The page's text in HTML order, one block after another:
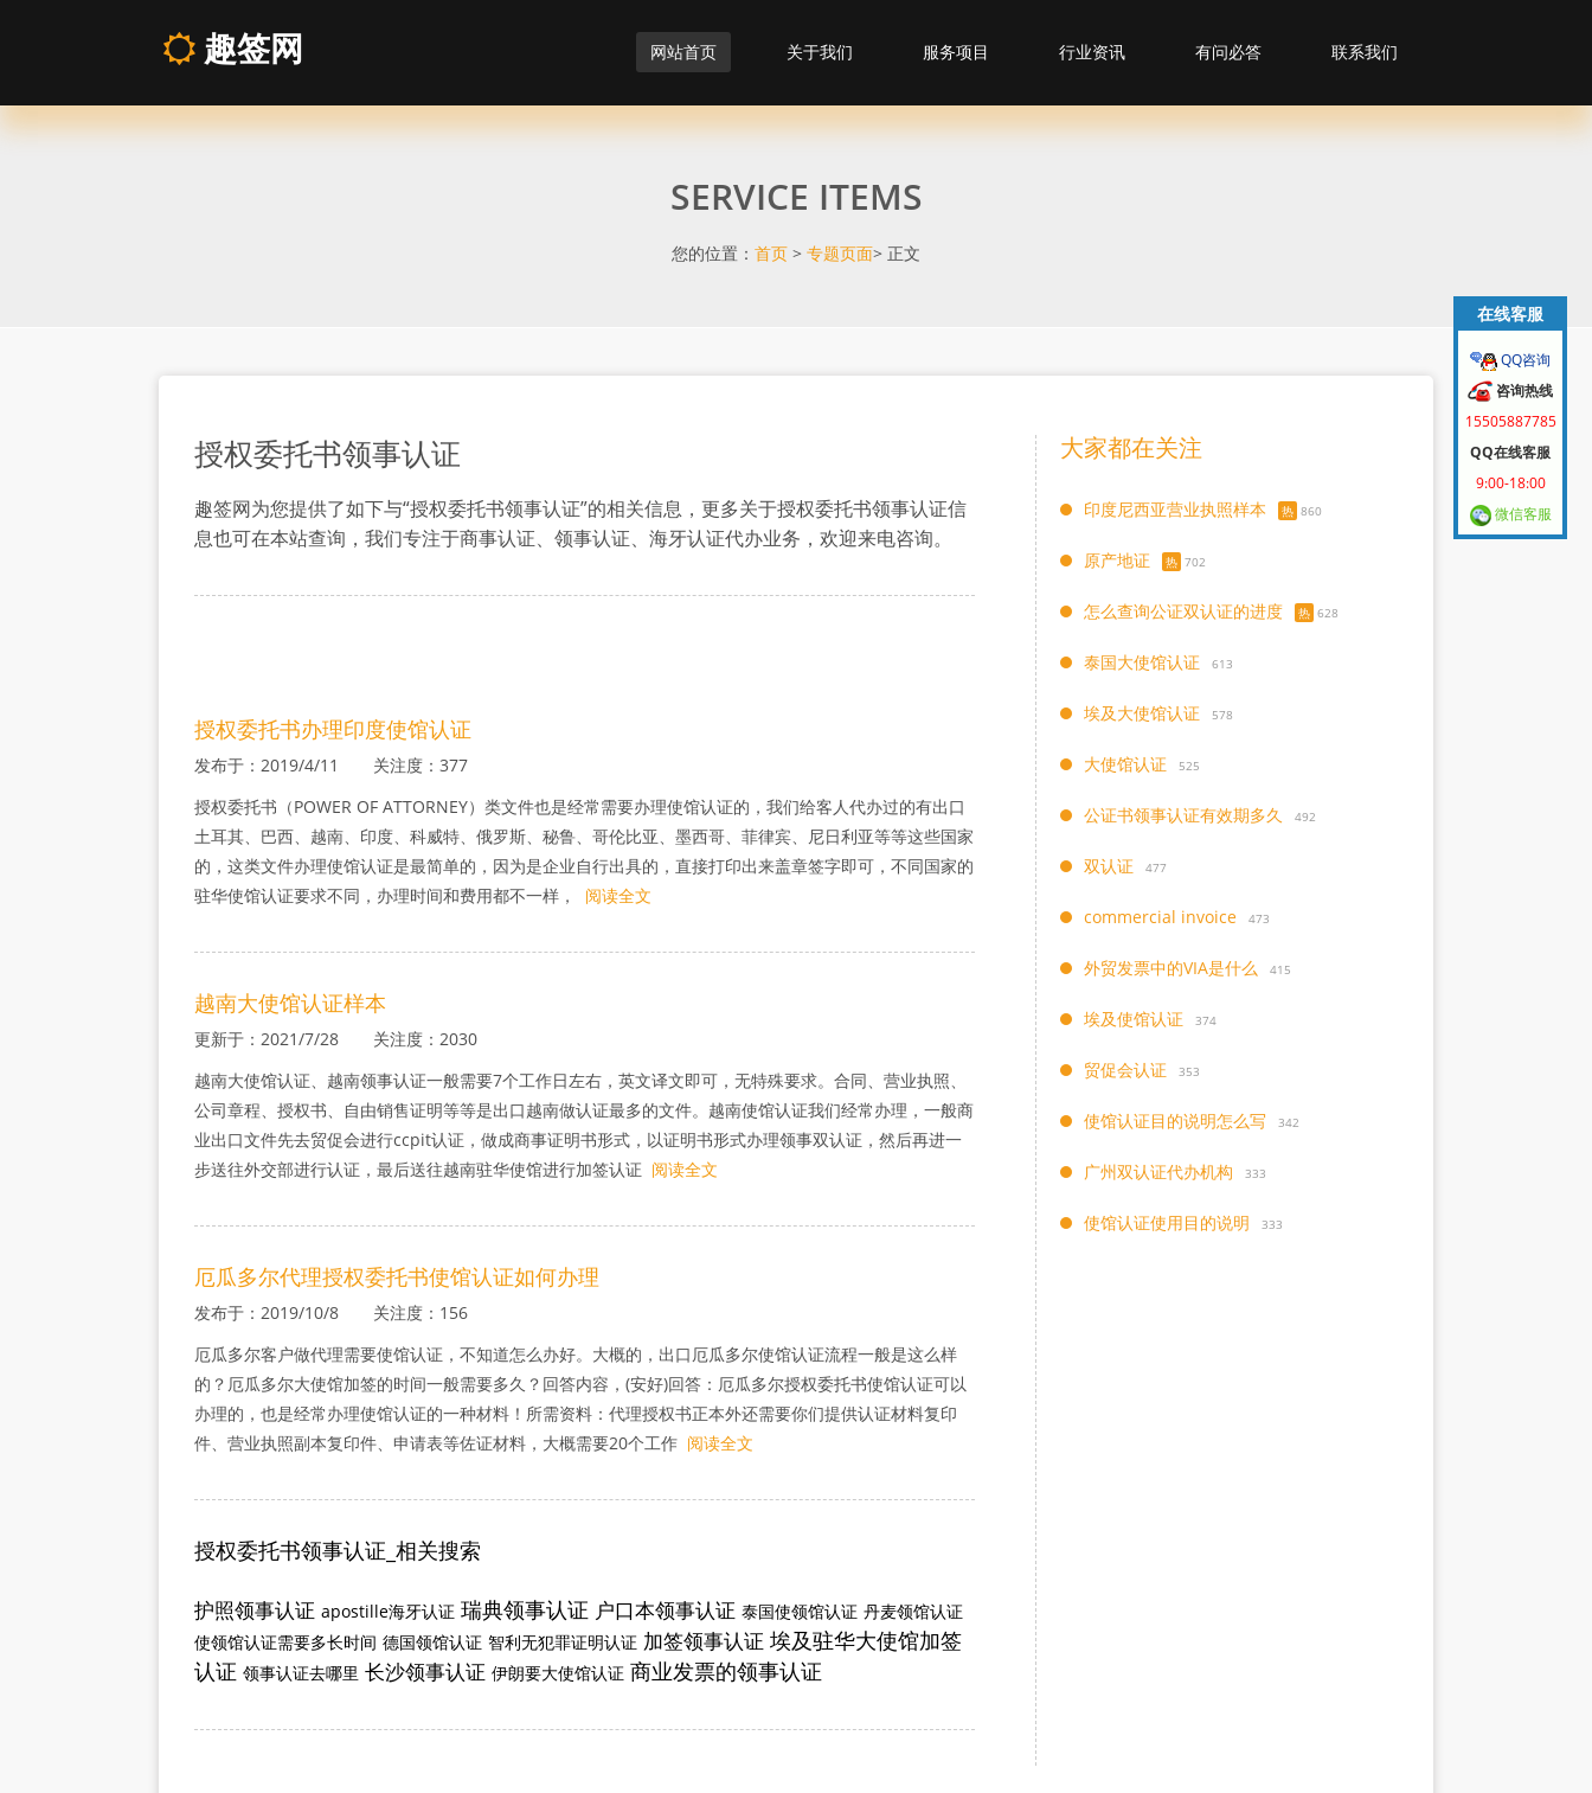
授
趣签网 网站首页 关于我们 服务项目 行业资讯 有问必答 联系我们
SERVICE ITEMS
您的位置： 首页 > 专题页面> 正文
授权委托书领事认证
趣签网为您提供了如下与“授权委托书领事认证”的相关信息，更多关于授权委托书领事认证信
息也可在本站查询，我们专注于商事认证、领事认证、海牙认证代办业务，欢迎来电咨询。
授权委托书办理印度使馆认证
发布于：2019/4/11 关注度：377
授权委托书（POWER OF ATTORNEY）类文件也是经常需要办理使馆认证的，我们给客人代办过的有出口
土耳其、巴西、越南、印度、科威特、俄罗斯、秘鲁、哥伦比亚、墨西哥、菲律宾、尼日利亚等等这些国家
的，这类文件办理使馆认证是最简单的，因为是企业自行出具的，直接打印出来盖章签字即可，不同国家的
驻华使馆认证要求不同，办理时间和费用都不一样，
阅读全文
越南大使馆认证样本
更新于：2021/7/28 关注度：2030
越南大使馆认证、越南领事认证一般需要7个工作日左右，英文译文即可，无特殊要求。合同、营业执照、
公司章程、授权书、自由销售证明等等是出口越南做认证最多的文件。越南使馆认证我们经常办理，一般商
业出口文件先去贸促会进行ccpit认证，做成商事证明书形式，以证明书形式办理领事双认证，然后再进一
步送往外交部进行认证，最后送往越南驻华使馆进行加签认证 阅读全文
厄瓜多尔代理授权委托书使馆认证如何办理
发布于：2019/10/8 关注度：156
厄瓜多尔客户做代理需要使馆认证，不知道怎么办好。大概的，出口厄瓜多尔使馆认证流程一般是这么样
的？厄瓜多尔大使馆加签的时间一般需要多久？回答内容，(安好)回答：厄瓜多尔授权委托书使馆认证可以
办理的，也是经常办理使馆认证的一种材料！所需资料：代理授权书正本外还需要你们提供认证材料复印
件、营业执照副本复印件、申请表等佐证材料，大概需要20个工作 阅读全文
授权委托书领事认证_相关搜索
护照领事认证 apostille海牙认证 瑞典领事认证 户口本领事认证 泰国使领馆认证 丹麦领馆认证
使领馆认证需要多长时间 德国领馆认证 智利无犯罪证明认证 加签领事认证 埃及驻华大使馆加签
认证 领事认证去哪里 长沙领事认证 伊朗要大使馆认证 商业发票的领事认证
大家都在关注
印度尼西亚营业执照样本 热 860
原产地证 热 702
怎么查询公证双认证的进度 热 628
泰国大使馆认证 613
埃及大使馆认证 578
大使馆认证 525
公证书领事认证有效期多久 492
双认证 477
commercial invoice 473
外贸发票中的VIA是什么 415
埃及使馆认证 374
贸促会认证 353
使馆认证目的说明怎么写 342
广州双认证代办机构 333
使馆认证使用目的说明 333
在线客服
QQ咨询
咨询热线
15505887785
QQ在线客服
9:00-18:00
微信客服